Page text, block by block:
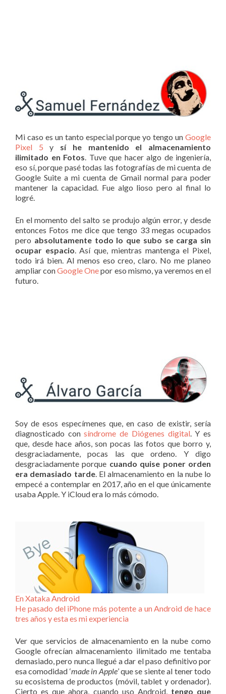
Mi caso es un tanto especial porque yo tengo un Google
Pixel 5 y sí he mantenido el almacenamiento
ilimitado en Fotos. Tuve que hacer algo de ingeniería,
eso sí, porque pasé todas las fotografías de mi cuenta de
Google Suite a mi cuenta de Gmail normal para poder
mantener la capacidad. Fue algo lioso pero al final lo
logré.
En el momento del salto se produjo algún error, y desde
entonces Fotos me dice que tengo 33 megas ocupados
pero absolutamente todo lo que subo se carga sin
ocupar espacio. Así que, mientras mantenga el Pixel,
todo irá bien. Al menos eso creo, claro. No me planeo
ampliar conGoogle Onepor eso mismo, ya veremos en el
futuro.
Soy de esos especímenes que, en caso de existir, sería
diagnosticado consíndrome de Diógenes digital. Y es
que, desde hace años, son pocas las fotos que borro y,
desgraciadamente, pocas las que ordeno. Y digo
desgraciadamente porque cuando quise poner orden
era demasiado tarde. El almacenamiento en la nube lo
empecé a contemplar en 2017, año en el que únicamente
usaba Apple. Y iCloud era lo más cómodo.
En Xataka Android
He pasado del iPhone más potente a un Android de hace
tres años y esta es mi experiencia
Ver que servicios de almacenamiento en la nube como
Google ofrecían almacenamiento ilimitado me tentaba
demasiado, pero nunca llegué a dar el paso definitivo por
esa comodidad ‘made in Apple’ que se siente al tener todo
su ecosistema de productos (móvil, tablet y ordenador).
Cierto es que ahora, cuando uso Android, tengo que